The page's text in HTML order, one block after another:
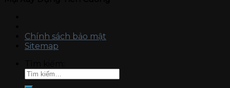
Chính sách bảo mật
Sitemap